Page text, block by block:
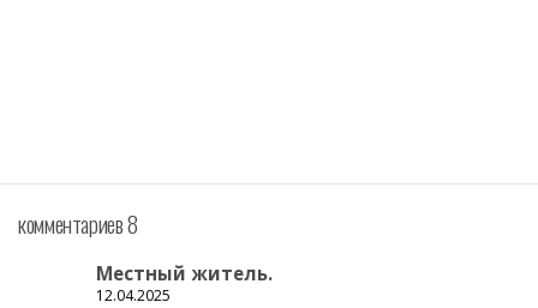
комментариев 8
Местный житель.
12.04.2025